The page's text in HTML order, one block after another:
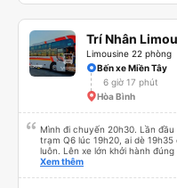
Trí Nhân
Limousine 22 phòng
Bến xe Miền Tây
6 giờ 17 phút
Hòa Bình
Mình đi chuyến 20h30. Lần
trạm Q6 lúc 19h20, ai dè
luôn. Lên xe lớn khởi hành
45 phút. Đến trạm Giá Rai thì
Xem thêm